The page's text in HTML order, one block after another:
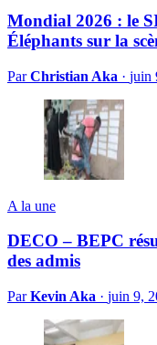
Mondial 2026 : le
Éléphants sur la
ParChristian Aka · juin
A la une
DECO – BEPC
des admis
ParKevin Aka · juin 9,